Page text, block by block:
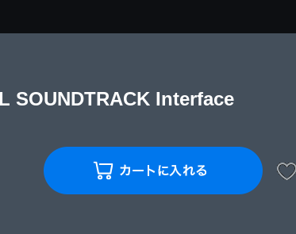
SOUNDTRACK Interface